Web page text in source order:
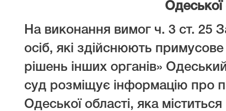
Одеської
На виконання вимог ч. 3 ст. 25
осіб, які здійснюють
рішень інших органів»
суд розміщує інформацію про
Одеської області, яка